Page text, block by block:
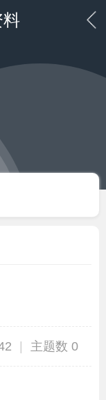
| 主题数 0